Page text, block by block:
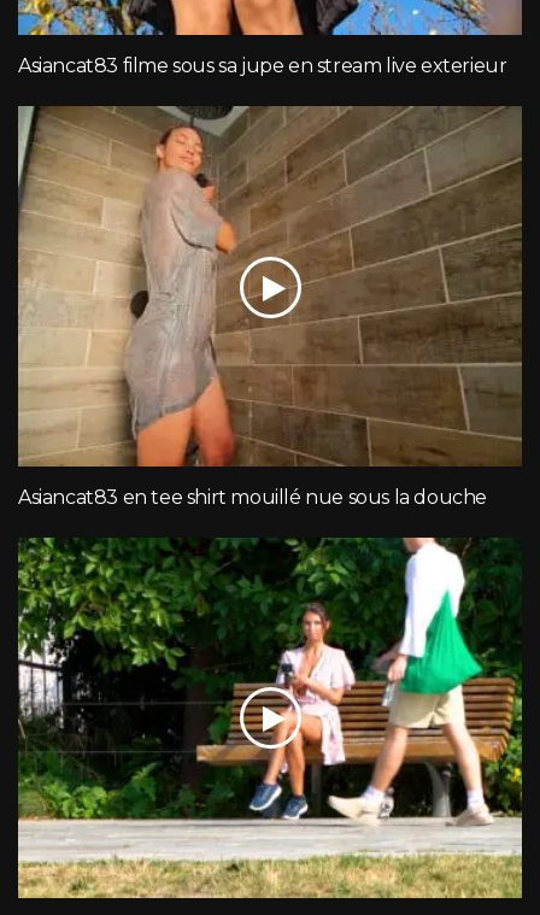
Asiancat83 filme sous sa jupe en stream live exterieur
Asiancat83 en tee shirt mouillé nue sous la douche